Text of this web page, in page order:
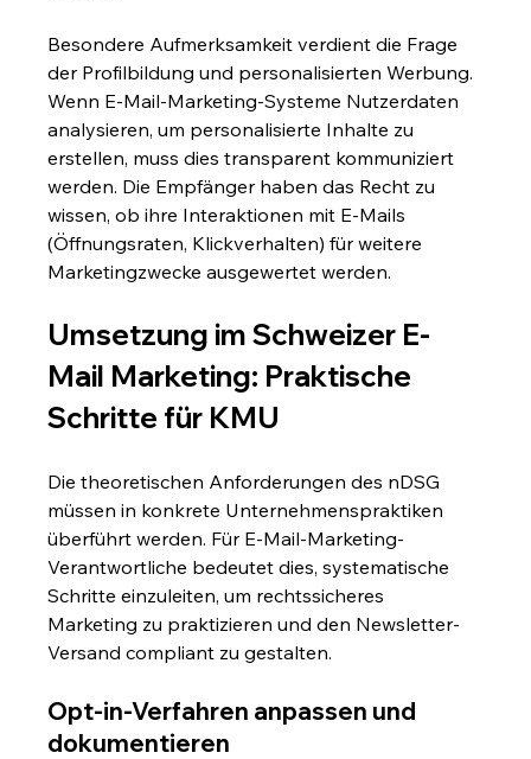
Besondere Aufmerksamkeit verdient die Frage
der Profilbildung und personalisierten Werbung.
Wenn E-Mail-Marketing-Systeme Nutzerdaten
analysieren, um personalisierte Inhalte zu
erstellen, muss dies transparent kommuniziert
werden. Die Empfänger haben das Recht zu
wissen, ob ihre Interaktionen mit E-Mails
(Öffnungsraten, Klickverhalten) für weitere
Marketingzwecke ausgewertet werden.
Umsetzung im Schweizer E-
Mail Marketing: Praktische
Schritte für KMU
Die theoretischen Anforderungen des nDSG
müssen in konkrete Unternehmenspraktiken
überführt werden. Für E-Mail-Marketing-
Verantwortliche bedeutet dies, systematische
Schritte einzuleiten, um rechtssicheres
Marketing zu praktizieren und den Newsletter-
Versand compliant zu gestalten.
Opt-in-Verfahren anpassen und
dokumentieren